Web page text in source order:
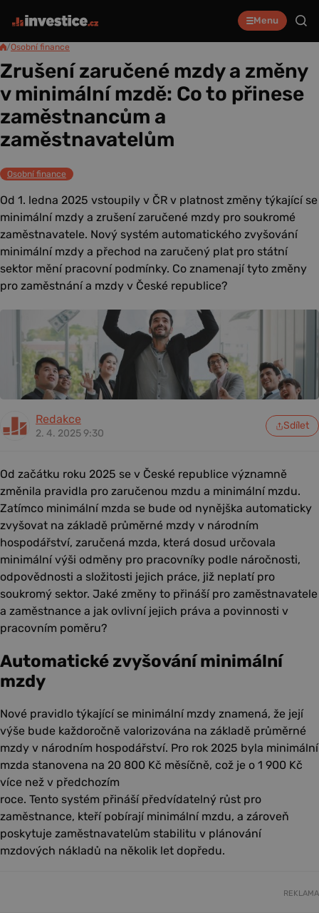
Menu
/Osobní finance
Zrušení zaručené mzdy a změny
v minimální mzdě: Co to přinese
zaměstnancům a
zaměstnavatelům
Osobní finance
Od 1. ledna 2025 vstoupily v ČR v platnost změny týkající se
minimální mzdy a zrušení zaručené mzdy pro soukromé
zaměstnavatele. Nový systém automatického zvyšování
minimální mzdy a přechod na zaručený plat pro státní
sektor mění pracovní podmínky. Co znamenají tyto změny
pro zaměstnání a mzdy v České republice?
Redakce
2. 4. 2025 9:30
Sdílet
Od začátku roku 2025 se v České republice významně
změnila pravidla pro zaručenou mzdu a minimální mzdu.
Zatímco minimální mzda se bude od nynějška automaticky
zvyšovat na základě průměrné mzdy v národním
hospodářství, zaručená mzda, která dosud určovala
minimální výši odměny pro pracovníky podle náročnosti,
odpovědnosti a složitosti jejich práce, již neplatí pro
soukromý sektor. Jaké změny to přináší pro zaměstnavatele
a zaměstnance a jak ovlivní jejich práva a povinnosti v
pracovním poměru?
Automatické zvyšování minimální
mzdy
Nové pravidlo týkající se minimální mzdy znamená, že její
výše bude každoročně valorizována na základě průměrné
mzdy v národním hospodářství. Pro rok 2025 byla minimální
mzda stanovena na 20 800 Kč měsíčně, což je o 1 900 Kč
více než v předchozím
roce. Tento systém přináší předvídatelný růst pro
zaměstnance, kteří pobírají minimální mzdu, a zároveň
poskytuje zaměstnavatelům stabilitu v plánování
mzdových nákladů na několik let dopředu.
REKLAMA